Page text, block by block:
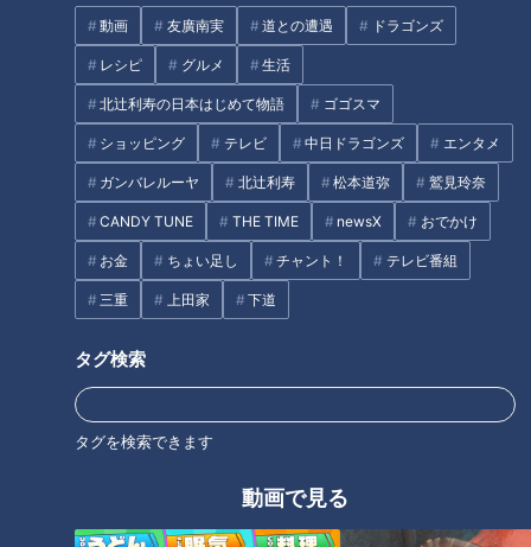
動画 友廣南実 道との遭遇 ドラゴンズ
レシピ グルメ 生活
北辻利寿の日本はじめて物語 ゴゴスマ
ショッピング テレビ 中日ドラゴンズ エンタメ
ガンバレルーヤ 北辻利寿 松本道弥 鷲見玲奈
CANDY TUNE THE TIME newsX おでかけ
お金 ちょい足し チャント！ テレビ番組
三重 上田家 下道
タグ検索
タグを検索できます
動画で見る
珠玉のフルーツがランチで食べ
放題！「スパゲティと果実」が
オープン
なぜ売れない？IKEAの“埋もれア
イテム”を調査！ 「スタイリッ
シュすぎて用途がわからない」
防災グッズにおすすめの懐中電
灯も
タグ
エンタメ アクア・トトぎふ
オススメ関連コンテンツ